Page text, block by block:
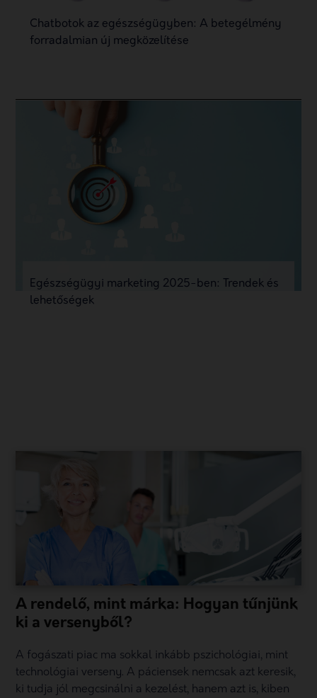
Chatbotok az egészségügyben: A betegélmény
forradalmian új megközelítése
Egészségügyi marketing 2025-ben: Trendek és
lehetőségek
A rendelő, mint márka: Hogyan tűnjünk
ki a versenyből?
A fogászati piac ma sokkal inkább pszichológiai, mint
technológiai verseny. A páciensek nemcsak azt keresik,
ki tudja jól megcsinálni a kezelést, hanem azt is, kiben